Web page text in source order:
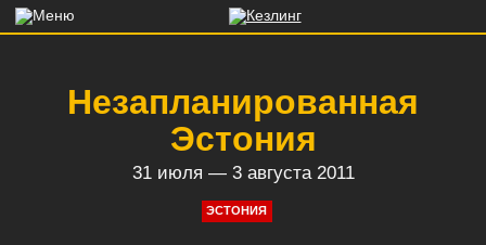
Незапланированная
Эстония
31 июля — 3 августа 2011
ЭСТОНИЯ